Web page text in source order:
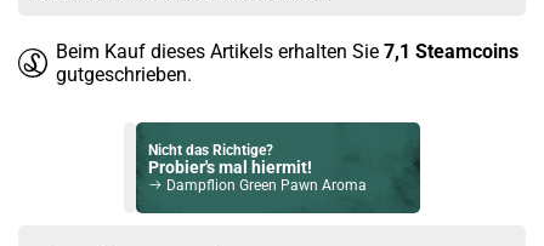
Beim Kauf dieses Artikels erhalten Sie 7,1 Steamcoins
gutgeschrieben.
Nicht das Richtige?
Probier's mal hiermit!
Dampflion Green Pawn Aroma